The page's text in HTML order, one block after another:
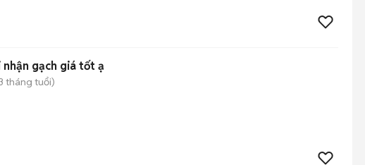
gạch giá tốt ạ
tháng tuổi)